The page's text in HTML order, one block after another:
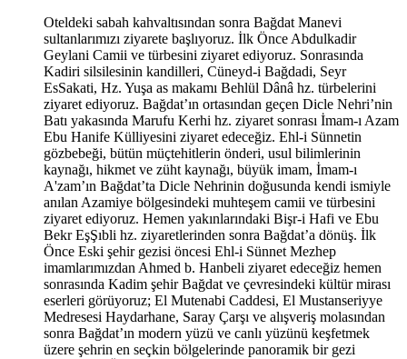
Oteldeki sabah kahvaltısından sonra Bağdat Manevi
sultanlarımızı ziyarete başlıyoruz. İlk Önce Abdulkadir
Geylani Camii ve türbesini ziyaret ediyoruz. Sonrasında
Kadiri silsilesinin kandilleri, Cüneyd-i Bağdadi, Seyr
EsSakati, Hz. Yuşa as makamı Behlül Dânâ hz. türbelerini
ziyaret ediyoruz. Bağdat’ın ortasından geçen Dicle Nehri’nin
Batı yakasında Marufu Kerhi hz. ziyaret sonrası İmam-ı Azam
Ebu Hanife Külliyesini ziyaret edeceğiz. Ehl-i Sünnetin
gözbebeği, bütün müçtehitlerin önderi, usul bilimlerinin
kaynağı, hikmet ve züht kaynağı, büyük imam, İmam-ı
A'zam’ın Bağdat’ta Dicle Nehrinin doğusunda kendi ismiyle
anılan Azamiye bölgesindeki muhteşem camii ve türbesini
ziyaret ediyoruz. Hemen yakınlarındaki Bişr-i Hafi ve Ebu
Bekr EşŞıbli hz. ziyaretlerinden sonra Bağdat’a dönüş. İlk
Önce Eski şehir gezisi öncesi Ehl-i Sünnet Mezhep
imamlarımızdan Ahmed b. Hanbeli ziyaret edeceğiz hemen
sonrasında Kadim şehir Bağdat ve çevresindeki kültür mirası
eserleri görüyoruz; El Mutenabi Caddesi, El Mustanseriyye
Medresesi Haydarhane, Saray Çarşı ve alışveriş molasından
sonra Bağdat’ın modern yüzü ve canlı yüzünü keşfetmek
üzere şehrin en seçkin bölgelerinde panoramik bir gezi